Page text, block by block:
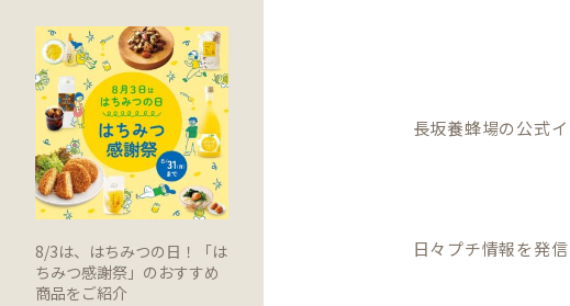
8/3は、はちみつの日！「は
ちみつ感謝祭」のおすすめ
商品をご紹介
長坂養蜂場の公式
日々プチ情報を発